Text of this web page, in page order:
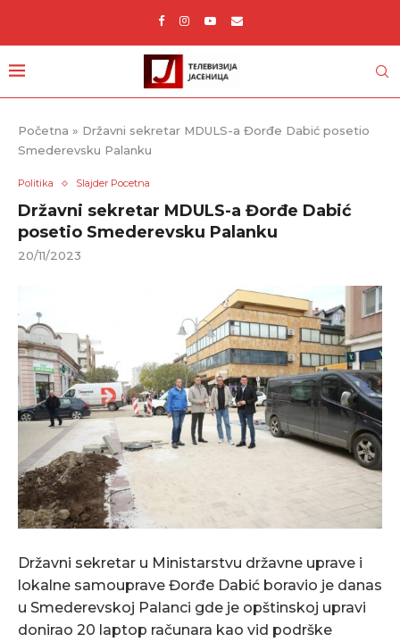
Početna » Državni sekretar MDULS-a Đorđe Dabić posetio
Smederevsku Palanku
Politika Slajder Pocetna
Državni sekretar MDULS-a Đorđe Dabić
posetio Smederevsku Palanku
20/11/2023
Državni sekretar u Ministarstvu državne uprave i
lokalne samouprave Đorđe Dabić boravio je danas
u Smederevskoj Palanci gde je opštinskoj upravi
donirao 20 laptop računara kao vid podrške